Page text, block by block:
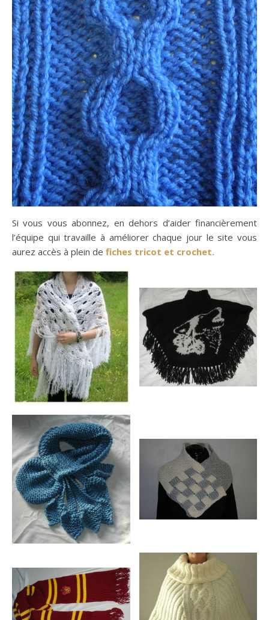
Si vous vous abonnez, en dehors d’aider financièrement
l’équipe qui travaille à améliorer chaque jour le site vous
aurez accès à plein de fiches tricot et crochet.